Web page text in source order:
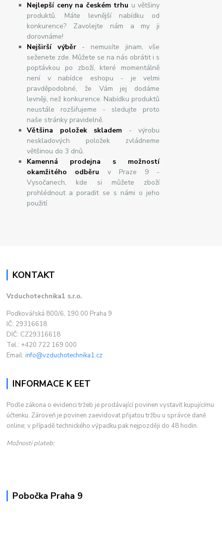
Nejlepší ceny na českém trhu u většiny
produktů. Máte levnější nabídku od
konkurence? Zavolejte nám a my ji
dorovnáme!
Nejširšívýběr- nemusíte jinam, vše
seženete zde. Můžete se na nás obrátit i s
poptávkou po zboží, které momentálně
není v nabídce eshopu - je velmi
pravděpodobné, že Vám jej dodáme
levněji, než konkurence. Nabídku produktů
neustále rozšiřujeme - sledujte proto
naše stránky pravidelně.
Většina položek skladem - výrobu
neskladových položek zvládneme
většinou do 3 dnů.
Kamenná prodejna s možností
okamžitého odběru v Praze 9 -
Vysočanech, kde si můžete zboží
prohlédnout a poradit se s námi o jeho
použití.
KONTAKT
Vzduchotechnika1 s.r.o.
Podkovářská 800/6, 190 00 Praha 9
IČ: 29316618
DIČ: CZ29316618
Tel.: +420 722 169 000
Email:info@vzduchotechnika1.cz
INFORMACE K EET
Podle zákona o evidenci tržeb je prodávající povinen vystavit kupujícímu
účtenku. Zároveň je povinen zaevidovat přijatou tržbu u správce daně
online; v případě technického výpadku pak nejpozději do 48 hodin.
Možnosti plateb:
Pobočka Praha 9